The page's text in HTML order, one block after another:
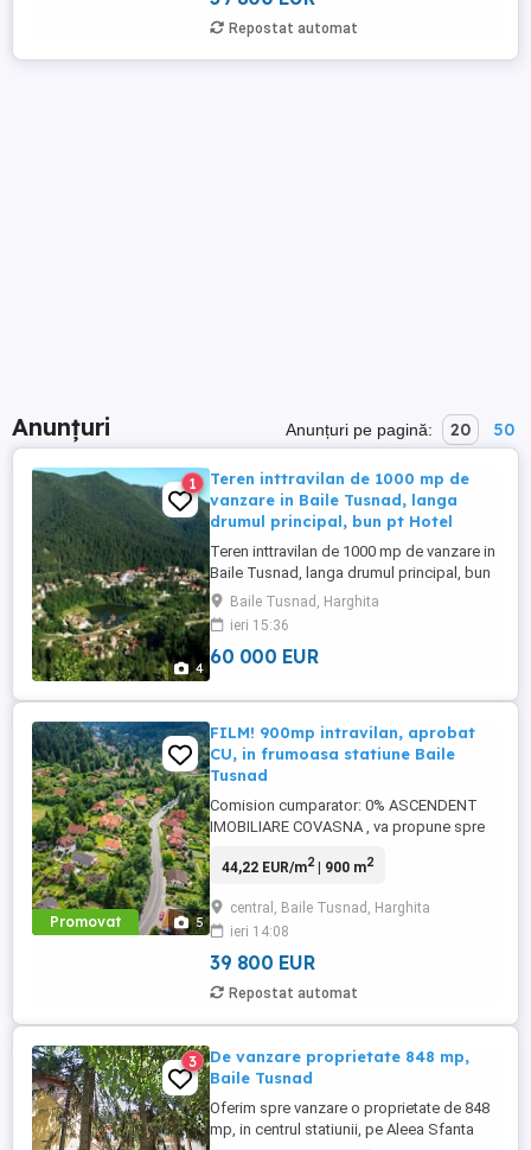
Repostat automat
Anunțuri Anunțuri pe pagină: 20 50
4
1
Teren inttravilan de 1000 mp de
vanzare in Baile Tusnad, langa
drumul principal, bun pt Hotel
Teren inttravilan de 1000 mp de vanzare in
Baile Tusnad, langa drumul principal, bun
pentru construirea unui nou Hotel, sau
pentru parcare doarece in oras nu exista
terenuri libere.
Baile Tusnad, Harghita
ieri 15:36
60 000 EUR
Promovat 5
FILM! 900mp intravilan, aprobat
CU, in frumoasa statiune Baile
Tusnad
Comision cumparator: 0% ASCENDENT
IMOBILIARE COVASNA , va propune spre
Baile Tusnad, judetul Harghita Film
un teren de 900 mp, situat in inima statiunii
Baile Tusnad, una dintre cele mai
frumoase si linistite destinatii ...
44,22 EUR/m2| 900 m2
central, Baile Tusnad, Harghita
ieri 14:08
39 800 EUR
Repostat automat
3
De vanzare proprietate 848 mp,
Baile Tusnad
Oferim spre vanzare o proprietate de 848
mp, in centrul statiunii, pe Aleea Sfanta